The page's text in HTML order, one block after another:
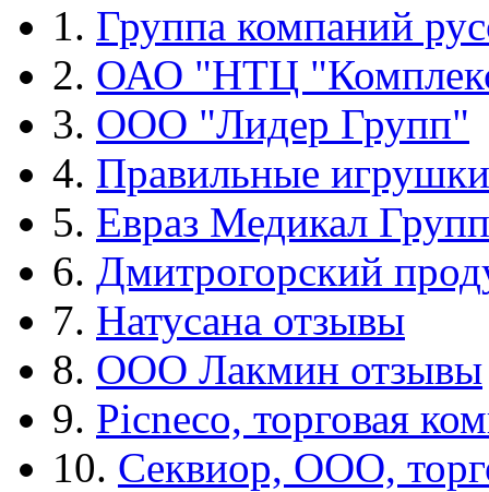
1. Группа компаний
2. ОАО "НТЦ
3. ООО "Лидер Групп"
4. Правильные игрушки
5. Евраз Медикал Групп
6. Дмитрогорский
7. Натусана отзывы
8. ООО Лакмин отзывы
9. Picneco, торговая
10. Секвиор, ООО,